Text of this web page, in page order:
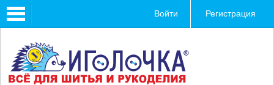
Toggle
navigation
Войти Регистрация